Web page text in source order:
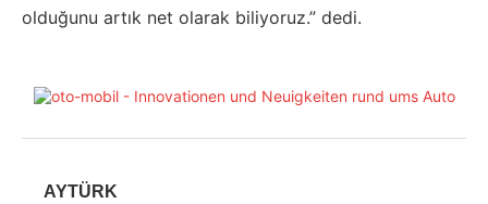
olduğunu artık net olarak biliyoruz.” dedi.
AYTÜRK